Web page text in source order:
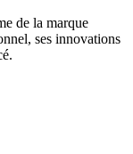
de la marque
ses innovations